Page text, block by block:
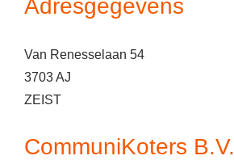
Adresgegevens
Van Renesselaan 54
3703 AJ
ZEIST
CommuniKoters B.V.